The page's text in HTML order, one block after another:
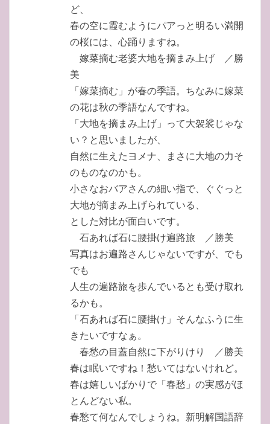
ど、
春の空に霞むようにパアっと明るい満開
の桜には、心踊りますね。
嫁菜摘む老婆大地を摘まみ上げ ／勝
美
「嫁菜摘む」が春の季語。ちなみに嫁菜
の花は秋の季語なんですね。
「大地を摘まみ上げ」って大袈裟じゃな
い？と思いましたが、
自然に生えたヨメナ、まさに大地の力そ
のものなのかも。
小さなおバアさんの細い指で、ぐぐっと
大地が摘まみ上げられている、
とした対比が面白いです。
石あれば石に腰掛け遍路旅 ／勝美
写真はお遍路さんじゃないですが、でも
でも
人生の遍路旅を歩んでいるとも受け取れ
るかも。
「石あれば石に腰掛け」そんなふうに生
きたいですなぁ。
春愁の目蓋自然に下がりけり ／勝美
春は眠いですね！愁いてはないけれど。
春は嬉しいばかりで「春愁」の実感がほ
とんどない私。
春愁て何なんでしょうね。新明解国語辞